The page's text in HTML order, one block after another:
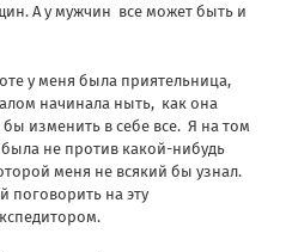
А у мужчин все может быть и
у меня была приятельница,
начинала ныть, как она
бы изменить в себе все. Я на том
не против какой-нибудь
меня не всякий бы узнал.
поговорить на эту